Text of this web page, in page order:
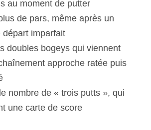
au moment de putter
de pars, même après un
départ imparfait
doubles bogeys qui viennent
approche ratée puis
nombre de « trois putts », qui
une carte de score